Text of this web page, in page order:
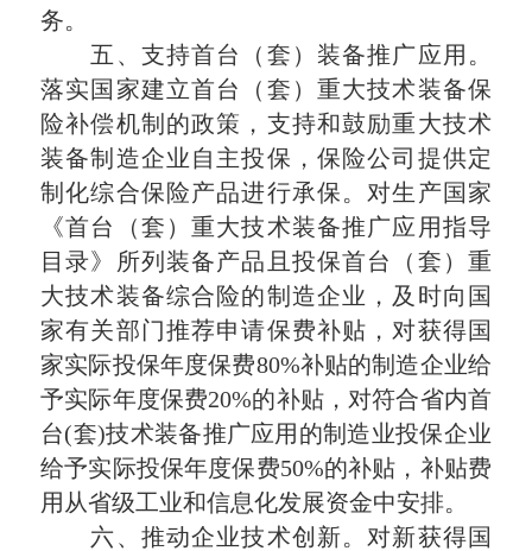
务。
五、支持首台（套）装备推广应用。
落实国家建立首台（套）重大技术装备保
险补偿机制的政策，支持和鼓励重大技术
装备制造企业自主投保，保险公司提供定
制化综合保险产品进行承保。对生产国家
《首台（套）重大技术装备推广应用指导
目录》所列装备产品且投保首台（套）重
大技术装备综合险的制造企业，及时向国
家有关部门推荐申请保费补贴，对获得国
家实际投保年度保费80%补贴的制造企业给
予实际年度保费20%的补贴，对符合省内首
台(套)技术装备推广应用的制造业投保企业
给予实际投保年度保费50%的补贴，补贴费
用从省级工业和信息化发展资金中安排。
六、推动企业技术创新。对新获得国